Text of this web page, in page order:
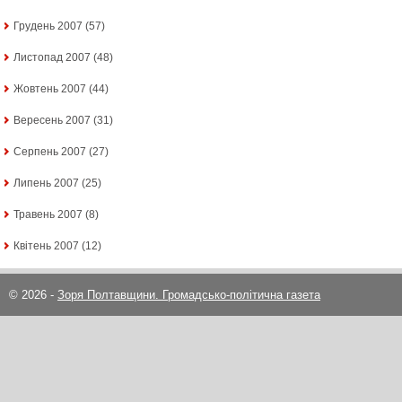
Грудень 2007 (57)
Листопад 2007 (48)
Жовтень 2007 (44)
Вересень 2007 (31)
Серпень 2007 (27)
Липень 2007 (25)
Травень 2007 (8)
Квітень 2007 (12)
© 2026 - Зоря Полтавщини. Громадсько-політична газета